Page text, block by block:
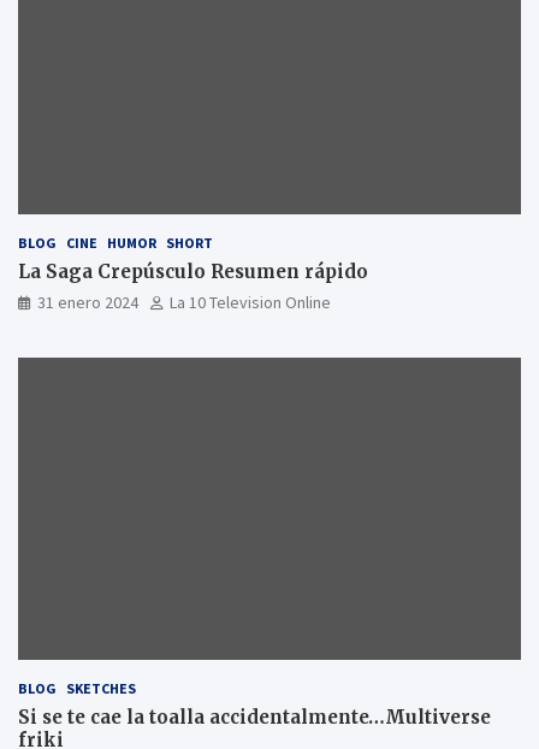
BLOG CINE HUMOR SHORT
La Saga Crepúsculo Resumen rápido
31 enero 2024 La 10 Television Online
BLOG SKETCHES
Si se te cae la toalla accidentalmente…Multiverse
friki